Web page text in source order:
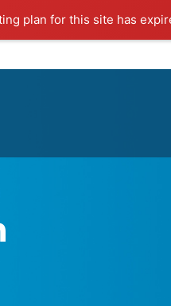
plan for this site has
HOME